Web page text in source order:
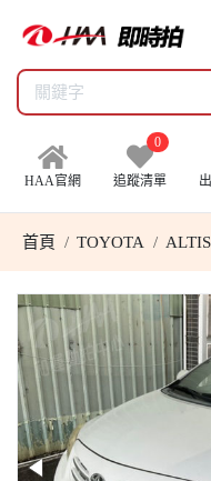
HAA官網
0
追蹤清單
首頁 TOYOTA ALTIS